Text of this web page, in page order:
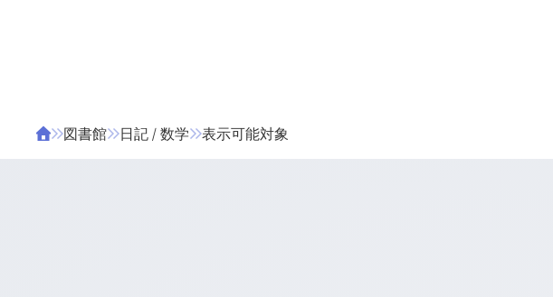
図書館 日記 / 数学 表示可能対象